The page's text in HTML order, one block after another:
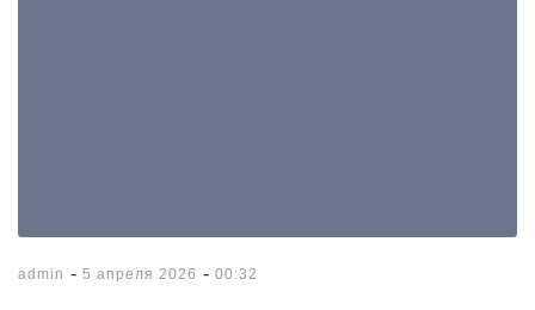
admin - 5 апреля 2026 - 00:32